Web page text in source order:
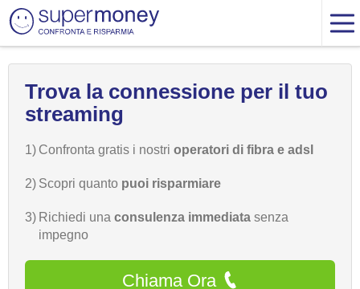
Trova la connessione per il tuo
streaming
1) Confronta gratis i nostri operatori di fibra e adsl
2) Scopri quanto puoi risparmiare
3) Richiedi una consulenza immediata senza
impegno
Chiama Ora